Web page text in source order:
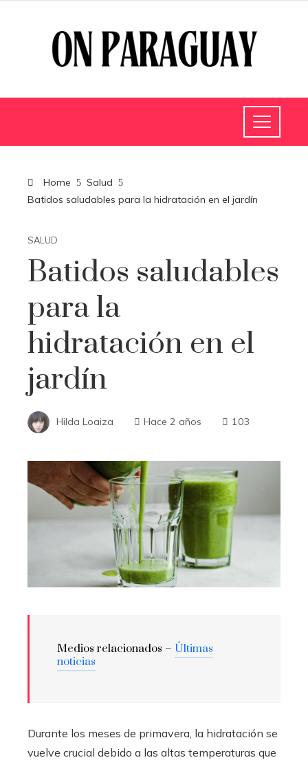
Home
Salud
Batidos saludables para la hidratación en el jardín
SALUD
Batidos saludables
para la
hidratación en el
jardín
Hilda Loaiza Hace 2 años 103
Medios relacionados – Últimas
noticias
Durante los meses de primavera, la hidratación se
vuelve crucial debido a las altas temperaturas que